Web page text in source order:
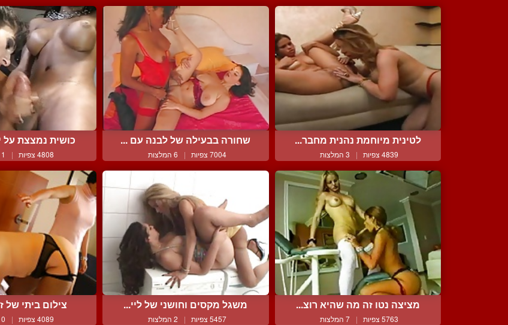
לטינית מיוחמת נהנית מחבר...
4839 צפיות | 3 המלצות
שחורה בבעילה של לבנה עם ...
7004 צפיות | 6 המלצות
כושית נמצצת על
4808 צפיות | 1 המלצות
מציצה נטו זה מה שהיא רוצ...
5763 צפיות | 7 המלצות
משגל מקסים וחושני של ליי...
5457 צפיות | 2 המלצות
צילום ביתי של
4089 צפיות | 0 המלצות